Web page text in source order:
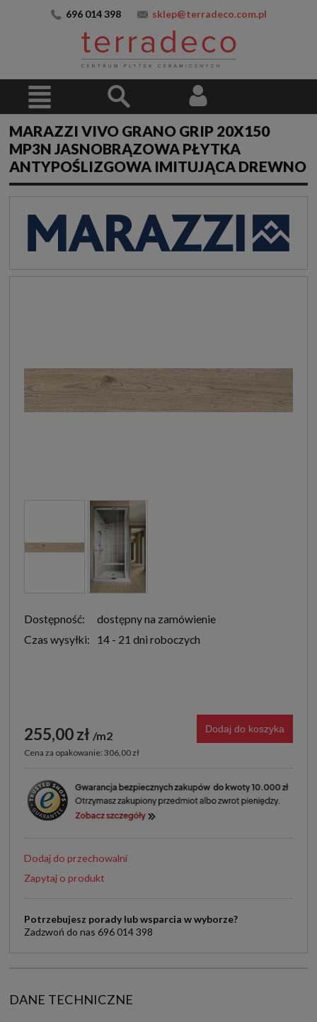
696 014 398 sklep@terradeco.com.pl
MARAZZI VIVO GRANO GRIP 20X150
MP3N JASNOBRĄZOWA PŁYTKA
ANTYPOŚLIZGOWA IMITUJĄCA DREWNO
Dostępność:
dostępny na zamówienie
Czas wysyłki:
14 - 21 dni roboczych
255,00 zł m2
Cena za opakowanie: 306,00 zł
Dodaj do koszyka
Dodaj do przechowalni
Zapytaj o produkt
Potrzebujesz porady lub wsparcia w wyborze?
Zadzwoń do nas 696 014 398
DANE TECHNICZNE